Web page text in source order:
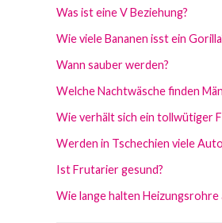
Was ist eine V Beziehung?
Wie viele Bananen isst ein
Wann sauber werden?
Welche Nachtwäsche finden
Wie verhält sich ein tollwütiger
Werden in Tschechien viele
Ist Frutarier gesund?
Wie lange halten Heizungsrohre